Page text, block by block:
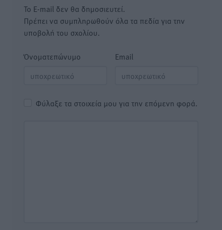
Το E-mail δεν θα δημοσιευτεί.
Πρέπει να συμπληρωθούν όλα τα πεδία για την
υποβολή του σχολίου.
Όνοματεπώνυμο Email
Φύλαξε τα στοιχεία μου για την επόμενη φορά.